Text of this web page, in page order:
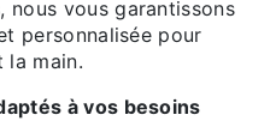
nous vous garantissons
personnalisée pour
la main.
à vos besoins